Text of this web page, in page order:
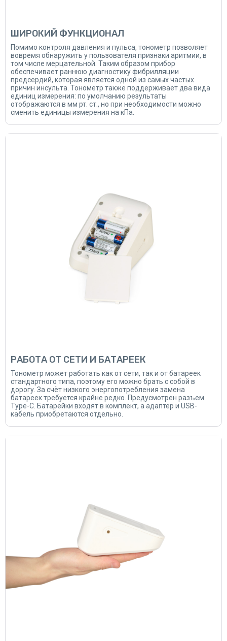
ШИРОКИЙ ФУНКЦИОНАЛ
Помимо контроля давления и пульса, тонометр позволяет
вовремя обнаружить у пользователя признаки аритмии, в
том числе мерцательной. Таким образом прибор
обеспечивает раннюю диагностику фибрилляции
предсердий, которая является одной из самых частых
причин инсульта. Тонометр также поддерживает два вида
единиц измерения: по умолчанию результаты
отображаются в мм рт. ст., но при необходимости можно
сменить единицы измерения на кПа.
РАБОТА ОТ СЕТИ И БАТАРЕЕК
Тонометр может работать как от сети, так и от батареек
стандартного типа, поэтому его можно брать с собой в
дорогу. За счёт низкого энергопотребления замена
батареек требуется крайне редко. Предусмотрен разъем
Type-C. Батарейки входят в комплект, а адаптер и USB-
кабель приобретаются отдельно.